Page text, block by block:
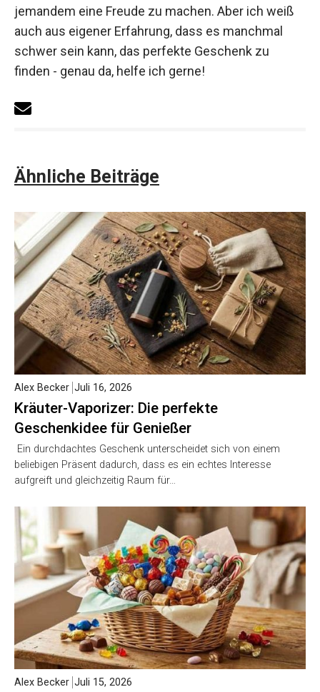
jemandem eine Freude zu machen. Aber ich weiß
auch aus eigener Erfahrung, dass es manchmal
schwer sein kann, das perfekte Geschenk zu
finden - genau da, helfe ich gerne!
Ähnliche Beiträge
Kräuter-Vaporizer: Die perfekte
Geschenkidee für Genießer
Alex Becker Juli 16, 2026
Ein durchdachtes Geschenk unterscheidet sich von einem
beliebigen Präsent dadurch, dass es ein echtes Interesse
aufgreift und gleichzeitig Raum für…
Alex Becker Juli 15, 2026